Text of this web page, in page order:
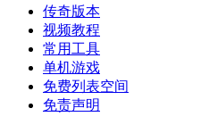
传奇版本
视频教程
常用工具
单机游戏
免费列表空间
免责声明